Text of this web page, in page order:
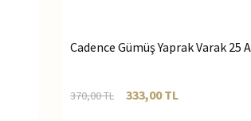
Cadence Gümüş Yaprak Varak 25
370,00TL 333,00TL